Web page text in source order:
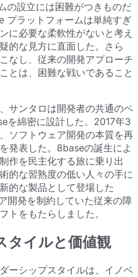
設立には困難がつきものだ
プラットフォームは単純すぎ
に必要な柔軟性がないと考え
的な見方に直面した。さら
なし、従来の開発アプローチ
とは、困難な戦いであること
サンタロは開発者の共通のペ
を綿密に設計した。2017年3
ソフトウェア開発の本質を再
発表した。8baseの誕生によ
作を民主化する旅に乗り出
的な習熟度の低い人々の手に
的な製品として登場した
開発を制約していた従来の障
トをもたらしました。
タイルと価値観
ーシップスタイルは、イノベ